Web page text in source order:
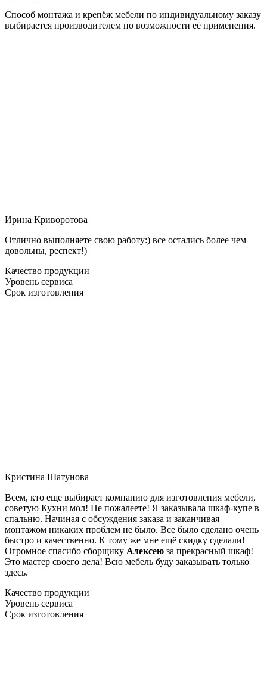
Способ монтажа и крепёж мебели по индивидуальному заказу
выбирается производителем по возможности её применения.
Ирина Криворотова
Отлично выполняете свою работу:) все остались более чем
довольны, респект!)
Качество продукции
Уровень сервиса
Срок изготовления
Кристина Шатунова
Всем, кто еще выбирает компанию для изготовления мебели,
советую Кухни мол! Не пожалеете! Я заказывала шкаф-купе в
спальню. Начиная с обсуждения заказа и заканчивая
монтажом никаких проблем не было. Все было сделано очень
быстро и качественно. К тому же мне ещё скидку сделали!
Огромное спасибо сборщику Алексею за прекрасный шкаф!
Это мастер своего дела! Всю мебель буду заказывать только
здесь.
Качество продукции
Уровень сервиса
Срок изготовления